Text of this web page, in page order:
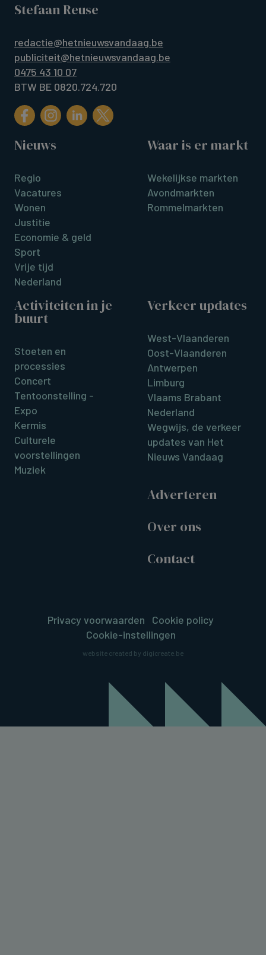
Stefaan Reuse
redactie@hetnieuwsvandaag.be
publiciteit@hetnieuwsvandaag.be
0475 43 10 07
BTW BE 0820.724.720
Nieuws
Regio
Vacatures
Wonen
Justitie
Economie & geld
Sport
Vrije tijd
Nederland
Waar is er markt
Wekelijkse markten
Avondmarkten
Rommelmarkten
Activiteiten in je
buurt
Stoeten en
processies
Concert
Tentoonstelling -
Expo
Kermis
Culturele
voorstellingen
Muziek
Verkeer updates
West-Vlaanderen
Oost-Vlaanderen
Antwerpen
Limburg
Vlaams Brabant
Nederland
Wegwijs, de verkeer
updates van Het
Nieuws Vandaag
Adverteren
Over ons
Contact
Privacy voorwaarden
Cookie policy
Cookie-instellingen
website created by digicreate.be